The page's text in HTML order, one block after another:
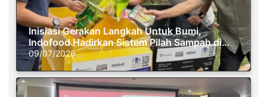
Inisiasi Gerakan Langkah Untuk Bumi,
Indofood Hadirkan Sistem Pilah Sampah di
Semasa Piknik
09/07/2026